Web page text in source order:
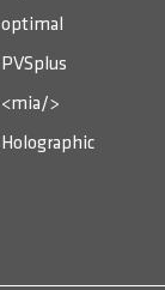
optimal
PVSplus
<mia/>
Holographic